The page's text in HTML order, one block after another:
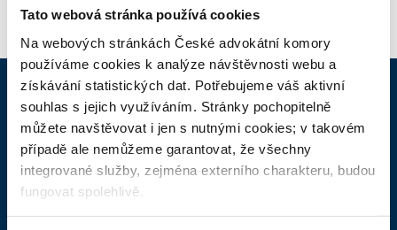
Tato webová stránka používá cookies
Na webových stránkách České advokátní komory
používáme cookies k analýze návštěvnosti webu a
získávání statistických dat. Potřebujeme váš aktivní
souhlas s jejich využíváním. Stránky pochopitelně
můžete navštěvovat i jen s nutnými cookies; v takovém
případě ale nemůžeme garantovat, že všechny
integrované služby, zejména externího charakteru, budou
fungovat spolehlivě.
ČAK
Domů
Aktuality